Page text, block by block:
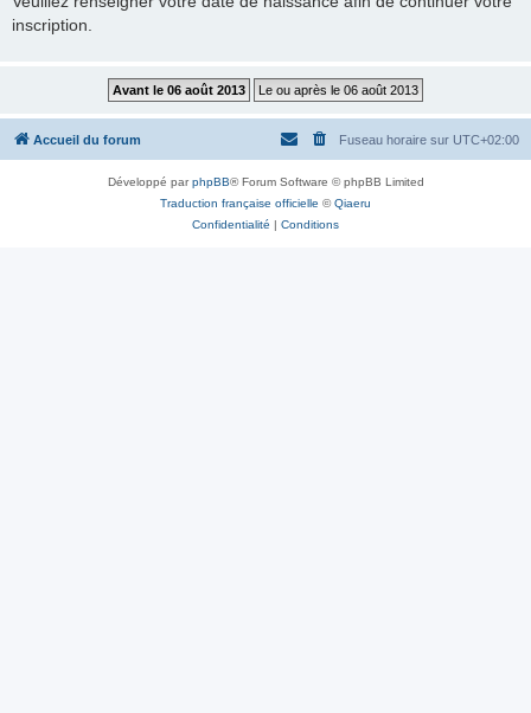
inscription.
Accueil du forum Fuseau horaire sur UTC+02:00
Développé parphpBB® Forum Software © phpBB Limited
Traduction française officielle ©Qiaeru
Confidentialité | Conditions